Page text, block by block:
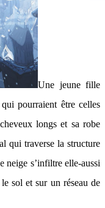
Une jeune fille
pourraient être celles
longs et sa robe
qui traverse la structure
neige s’infiltre elle-aussi
sol et sur un réseau de